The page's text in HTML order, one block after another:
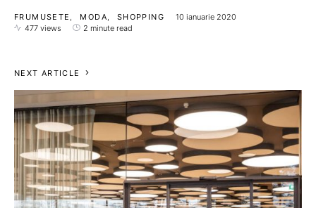
FRUMUSETE MODA SHOPPING
10 ianuarie 2020
477 views
2 minute read
NEXT ARTICLE